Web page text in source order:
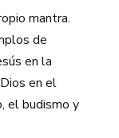
mantra.
de
en la
en el
el budismo y